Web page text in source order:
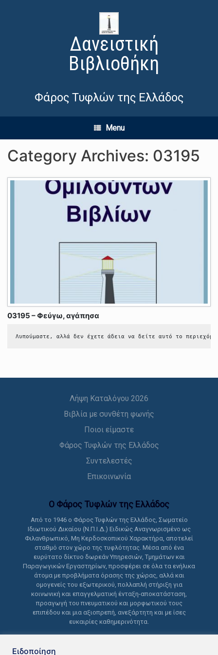
Δανειστική
Βιβλιοθήκη
Φάρος Τυφλών της Ελλάδος
Menu
Category Archives: 03195
03195 – Φεύγω, αγάπησα
Λυπούμαστε, αλλά δεν έχετε άδεια να δείτε αυτό το
Λήψη Καταλόγου 2026
Βιβλία με συνθέτη φωνής
Ποιοι είμαστε
Φάρος Τυφλών της Ελλάδος
Συντελεστές
Επικοινωνία
Ο Φάρος Τυφλών της Ελλάδoς
Από το 1946 ο Φάρος Τυφλών της Ελλάδος, Σωματείο
Ιδιωτικού Δικαίου (Ν.Π.Ι.Δ.) Ειδικώς Αναγνωρισμένο ως
Φιλανθρωπικό, Μη Κερδοσκοπικού Χαρακτήρα, αποτελεί
σταθμό στον χώρο της τυφλότητας. Μέσα από ένα
ευρύτατο δίκτυο δωρεάν Υπηρεσιών, Τμημάτων και
Παραγωγικών Εργαστηρίων, προσφέρει σε όλα τα ενήλικα
άτομα με προβλήματα όρασης της χώρας, αλλά και
ομογενείς του εξωτερικού, πολλαπλή στήριξη για
κοινωνική και επαγγελματική ένταξη-αποκατάσταση,
προαγωγή του πνευματικού και μορφωτικού τους
επιπέδου και μια αξιοπρεπή, ανεξάρτητη και με ίσες
ευκαιρίες καθημερινότητα.
Ειδοποίηση